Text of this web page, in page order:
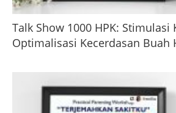
Talk Show 1000 HPK:
Optimalisasi Kecerdasan Buah